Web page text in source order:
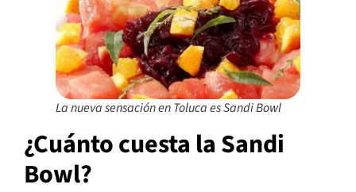
La nueva sensación en Toluca es Sandi Bowl
¿Cuánto cuesta la Sandi
Bowl?